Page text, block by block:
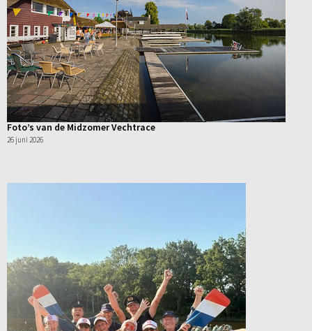
Foto’s van de Midzomer Vechtrace
26 juni 2026